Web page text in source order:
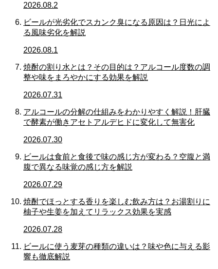
2026.08.2
ビールが光劣化でスカンク臭になる原因は？日光によ
る風味劣化を解説
2026.08.1
焼酎の割り水とは？その目的は？アルコール度数の調
整や味をまろやかにする効果を解説
2026.07.31
アルコールの分解の仕組みをわかりやすく解説！肝臓
で酵素が働きアセトアルデヒドに変化して無害化
2026.07.30
ビールは食前と食後で味の感じ方が変わる？空腹と満
腹で異なる味覚の感じ方を解説
2026.07.29
焼酎でほっとする香りを楽しむ飲み方は？お湯割りに
柚子や生姜を加えてリラックス効果を実感
2026.07.28
ビールに使う麦芽の種類の違いは？味や色に与える影
響も徹底解説